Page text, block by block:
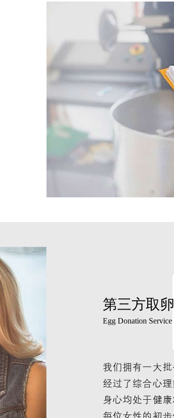
第三方取卵
Egg Donation Service
我们拥有一大
经过了综合心
身心均处于健
每位女性的初